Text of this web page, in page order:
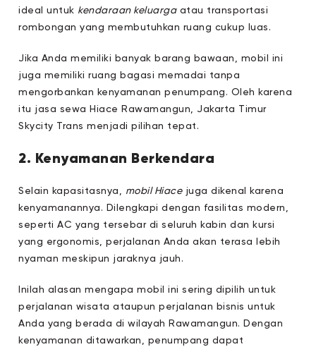
ideal untuk kendaraan keluargaatau transportasi
rombongan yang membutuhkan ruang cukup luas.
Jika Anda memiliki banyak barang bawaan, mobil ini
juga memiliki ruang bagasi memadai tanpa
mengorbankan kenyamanan penumpang. Oleh karena
itu jasa sewa Hiace Rawamangun, Jakarta Timur
Skycity Trans menjadi pilihan tepat.
2. Kenyamanan Berkendara
Selain kapasitasnya, mobil Hiacejuga dikenal karena
kenyamanannya. Dilengkapi dengan fasilitas modern,
seperti AC yang tersebar di seluruh kabin dan kursi
yang ergonomis, perjalanan Anda akan terasa lebih
nyaman meskipun jaraknya jauh.
Inilah alasan mengapa mobil ini sering dipilih untuk
perjalanan wisata ataupun perjalanan bisnis untuk
Anda yang berada di wilayah Rawamangun. Dengan
kenyamanan ditawarkan, penumpang dapat